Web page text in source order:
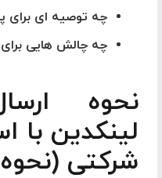
چه توصیه ای برای
چه چالش هایی
نحوه
لینکدین با
شرکتی